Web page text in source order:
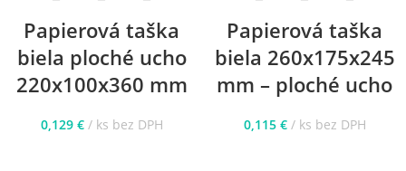
Papierová taška
biela ploché ucho
220x100x360 mm
0,129 € ks bez DPH
Papierová taška
biela 260x175x245
mm – ploché ucho
0,115 € ks bez DPH